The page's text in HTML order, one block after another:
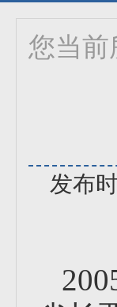
您当前
发布